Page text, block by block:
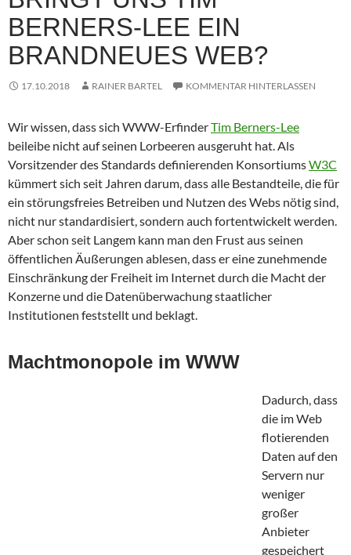
BERNERS-LEE EIN
BRANDNEUES WEB?
17.10.2018 RAINER BARTEL KOMMENTAR HINTERLASSEN
Wir wissen, dass sich WWW-ErfinderTim Berners-Lee
beileibe nicht auf seinen Lorbeeren ausgeruht hat. Als
Vorsitzender des Standards definierenden KonsortiumsW3C
kümmert sich seit Jahren darum, dass alle Bestandteile, die für
ein störungsfreies Betreiben und Nutzen des Webs nötig sind,
nicht nur standardisiert, sondern auch fortentwickelt werden.
Aber schon seit Langem kann man den Frust aus seinen
öffentlichen Äußerungen ablesen, dass er eine zunehmende
Einschränkung der Freiheit im Internet durch die Macht der
Konzerne und die Datenüberwachung staatlicher
Institutionen feststellt und beklagt.
Machtmonopole im WWW
Dadurch, dass
die im Web
flotierenden
Daten auf den
Servern nur
weniger
großer
Anbieter
gespeichert